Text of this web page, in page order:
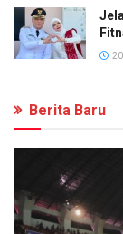
20
Berita Baru